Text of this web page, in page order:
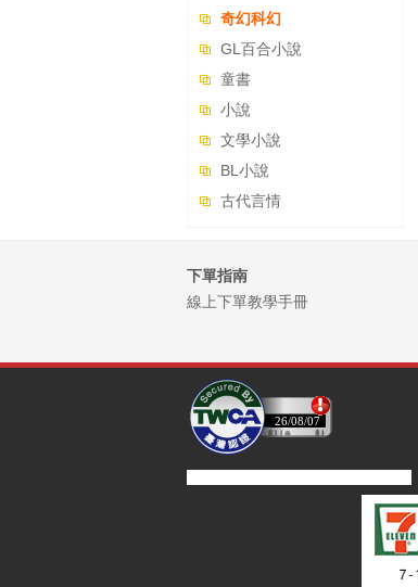
奇幻科幻
GL百合小說
童書
小說
文學小說
BL小說
古代言情
下單指南
線上下單教學手冊
26/08/07